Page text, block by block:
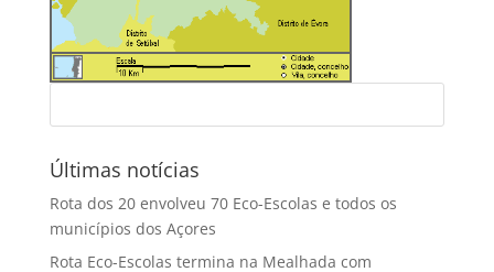
Últimas notícias
Rota dos 20 envolveu 70 Eco-Escolas e todos os
municípios dos Açores
Rota Eco-Escolas termina na Mealhada com